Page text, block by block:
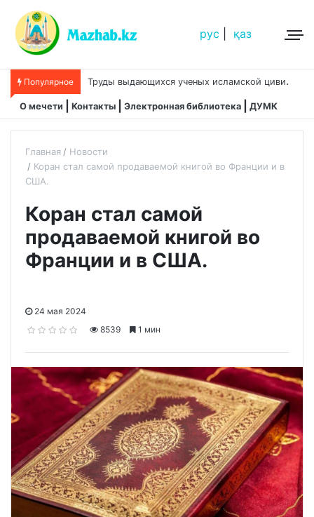
рус қаз
Популярное Труды выдающихся ученых исламской цивилизации
О мечети Контакты Электронная библиотека ДУМК
Главная
Новости
Коран стал самой продаваемой книгой во Франции и в
США.
Коран стал самой
продаваемой книгой во
Франции и в США.
24 мая 2024
8539
1 мин